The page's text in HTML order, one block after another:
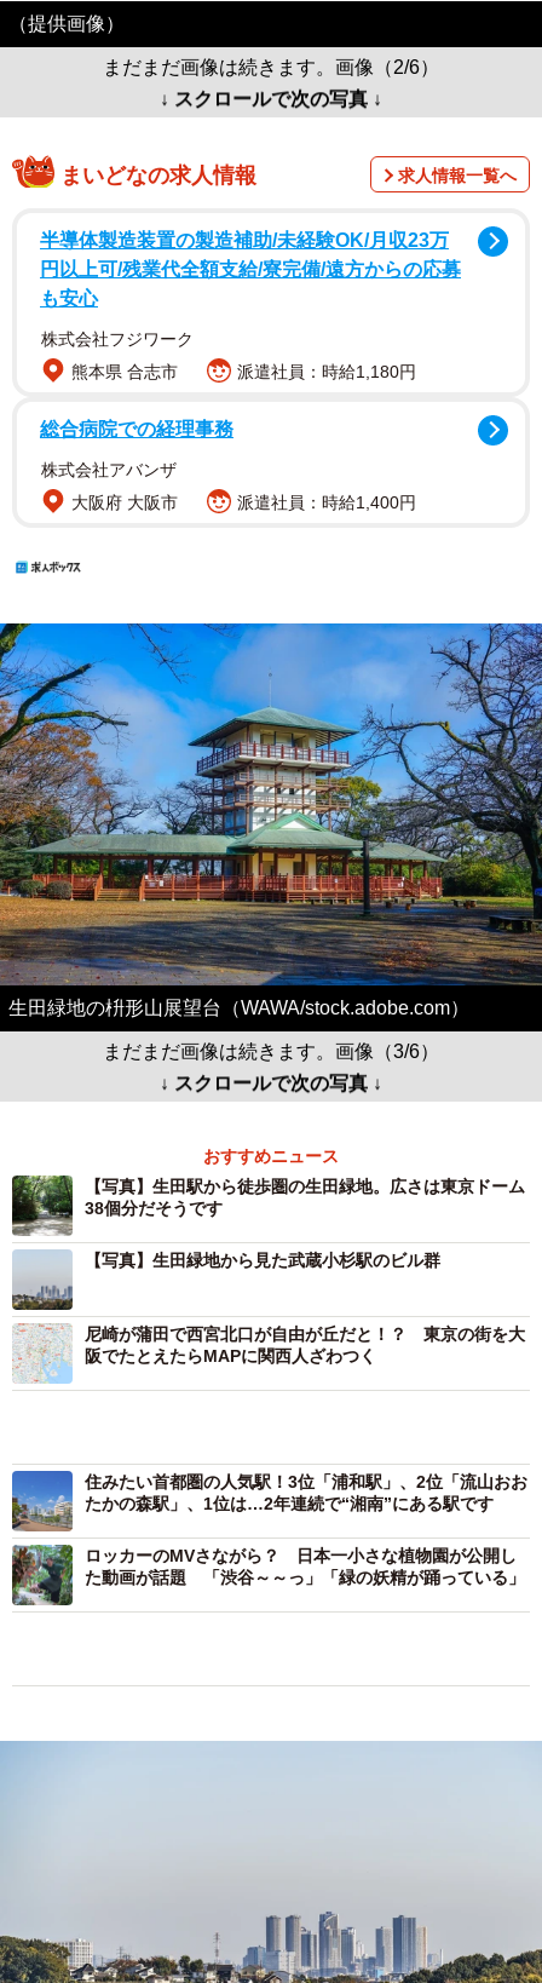
（提供画像）
まだまだ画像は続きます。画像（2/6）
↓ スクロールで次の写真 ↓
まいどなの求人情報 求人情報一覧へ
半導体製造装置の製造補助/未経験OK/月収23万
円以上可/残業代全額支給/寮完備/遠方からの応募
も安心
株式会社フジワーク
熊本県 合志市
派遣社員：時給1,180円
総合病院での経理事務
株式会社アバンザ
大阪府 大阪市
派遣社員：時給1,400円
生田緑地の枡形山展望台（WAWA/stock.adobe.com）
まだまだ画像は続きます。画像（3/6）
↓ スクロールで次の写真 ↓
おすすめニュース
【写真】生田駅から徒歩圏の生田緑地。広さは東京ドーム
38個分だそうです
【写真】生田緑地から見た武蔵小杉駅のビル群
尼崎が蒲田で西宮北口が自由が丘だと！？ 東京の街を大
阪でたとえたらMAPに関西人ざわつく
ロッカーのMVさながら？ 日本一小さな植物園が公開し
た動画が話題 「渋谷～～っ」「緑の妖精が踊っている」
生田緑地から見た武蔵小杉駅のビル群
（Naokita/stock.adobe.com）